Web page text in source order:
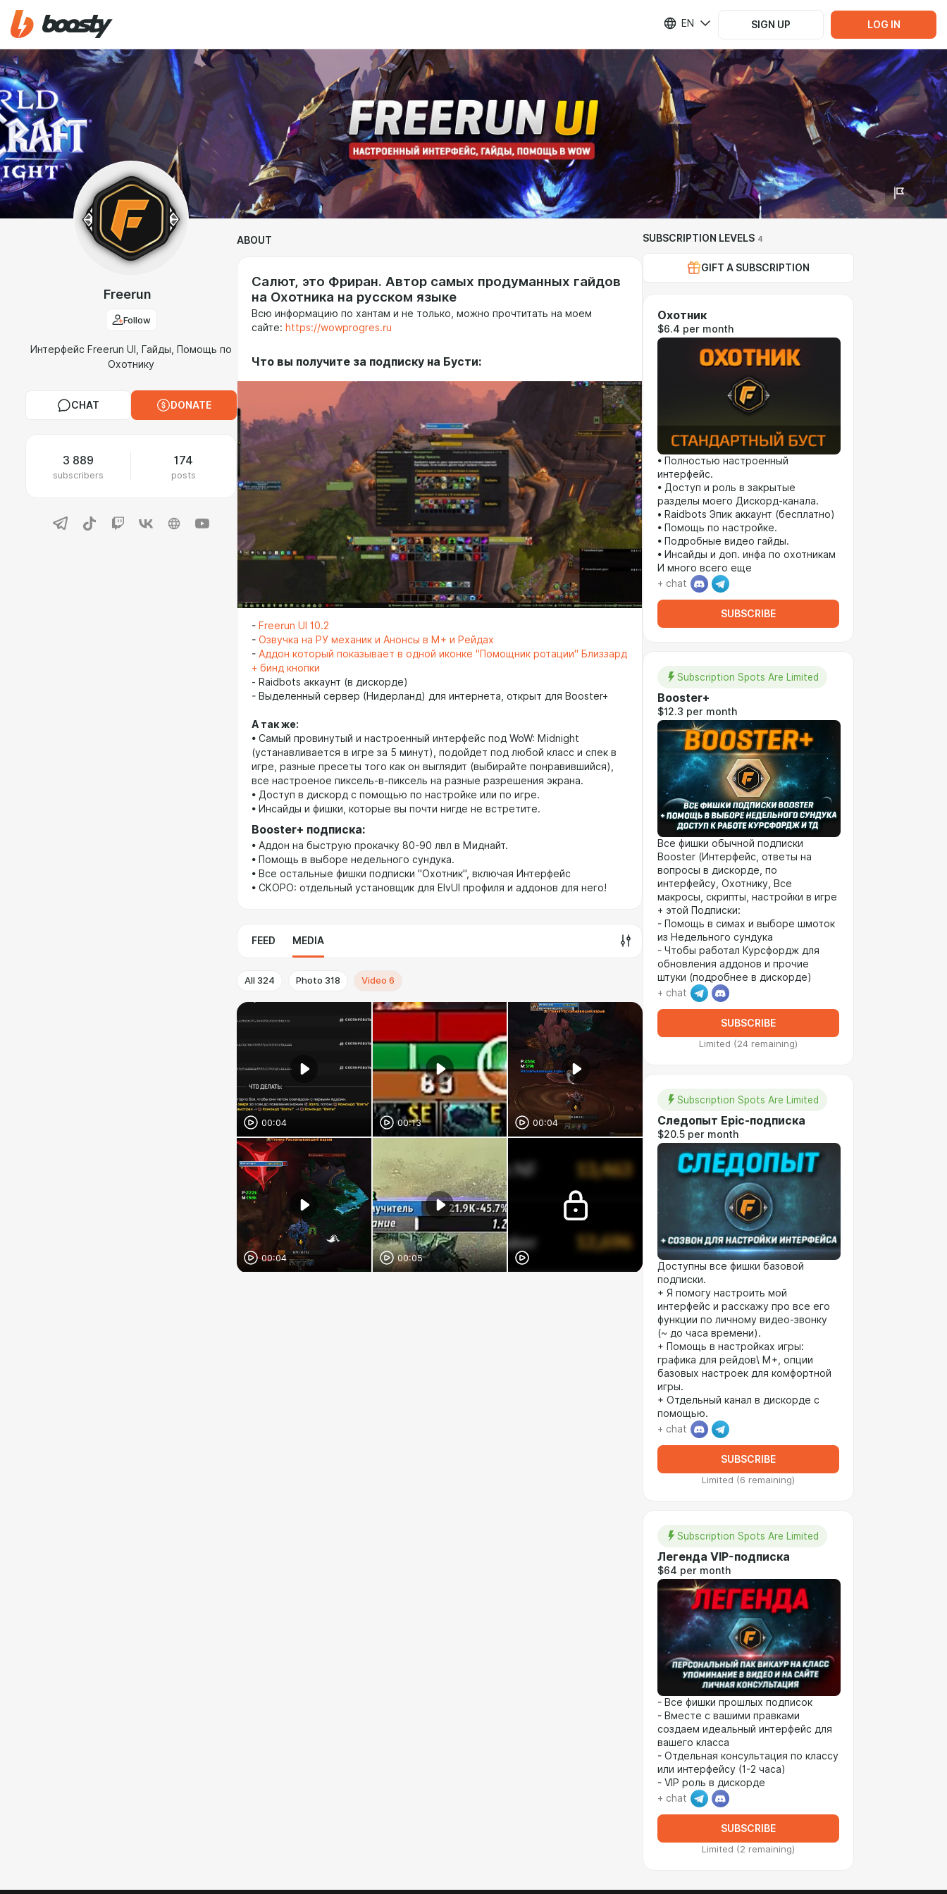
EN SIGN UP LOG IN
Freerun
Follow
Интерфейс Freerun UI, Гайды, Помощь по
Охотнику
CHAT DONATE
3 889
subscribers
174
posts
ABOUT
Салют, это Фриран. Автор самых продуманных гайдов
на Охотника на русском языке
Всю информацию по хантам и не только, можно прочтитать на моем
сайте: https://wowprogres.ru
Что вы получите за подписку на Бусти:
- Freerun UI 10.2
- Озвучка на РУ механик и Анонсы в М+ и Рейдах
- Аддон который показывает в одной иконке "Помощник ротации" Близзард
+ бинд кнопки
- Raidbots аккаунт (в дискорде)
- Выделенный сервер (Нидерланд) для интернета, открыт для Booster+
А так же:
• Самый провинутый и настроенный интерфейс под WoW: Midnight
(устанавливается в игре за 5 минут), подойдет под любой класс и спек в
игре, разные пресеты того как он выглядит (выбирайте понравившийся),
все настроеное пиксель-в-пиксель на разные разрешения экрана.
• Доступ в дискорд с помощью по настройке или по игре.
• Инсайды и фишки, которые вы почти нигде не встретите.
Booster+ подписка:
• Аддон на быструю прокачку 80-90 лвл в Миднайт.
• Помощь в выборе недельного сундука.
• Все остальные фишки подписки "Охотник", включая Интерфейс
• СКОРО: отдельный установщик для ElvUI профиля и аддонов для него!
FEED MEDIA
All324 Photo 318 Video 6
00:04 00:13 00:04
00:04 00:05
SUBSCRIPTION LEVELS 4
GIFT A SUBSCRIPTION
Охотник
$6.4 per month
• Полностью настроенный
интерфейс.
• Доступ и роль в закрытые
разделы моего Дискорд-канала.
• Raidbots Эпик аккаунт (бесплатно)
• Помощь по настройке.
• Подробные видео гайды.
• Инсайды и доп. инфа по охотникам
И много всего еще
+ chat
SUBSCRIBE
Subscription Spots Are Limited
Booster+
$12.3 per month
Все фишки обычной подписки
Booster (Интерфейс, ответы на
вопросы в дискорде, по
интерфейсу, Охотнику, Все
макросы, скрипты, настройки в игре
+ этой Подписки:
- Помощь в симах и выборе шмоток
из Недельного сундука
- Чтобы работал Курсфордж для
обновления аддонов и прочие
штуки (подробнее в дискорде)
+ chat
SUBSCRIBE
Limited (24 remaining)
Subscription Spots Are Limited
Следопыт Epic-подписка
$20.5 per month
Доступны все фишки базовой
подписки.
+ Я помогу настроить мой
интерфейс и расскажу про все его
функции по личному видео-звонку
(~ до часа времени).
+ Помощь в настройках игры:
графика для рейдов\ М+, опции
базовых настроек для комфортной
игры.
+ Отдельный канал в дискорде с
помощью.
+ chat
SUBSCRIBE
Limited (6 remaining)
Subscription Spots Are Limited
Легенда VIP-подписка
$64 per month
- Все фишки прошлых подписок
- Вместе с вашими правками
создаем идеальный интерфейс для
вашего класса
- Отдельная консультация по классу
или интерфейсу (1-2 часа)
- VIP роль в дискорде
+ chat
SUBSCRIBE
Limited (2 remaining)